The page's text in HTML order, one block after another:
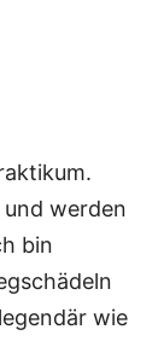
werden
bin
wie